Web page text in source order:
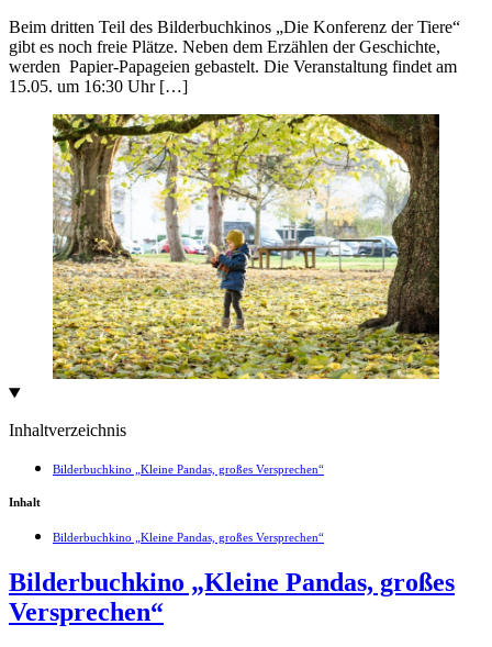
Beim dritten Teil des Bilderbuchkinos „Die Konferenz der Tiere“
gibt es noch freie Plätze. Neben dem Erzählen der Geschichte,
werden Papier-Papageien gebastelt. Die Veranstaltung findet am
15.05. um 16:30 Uhr […]
Inhaltverzeichnis
Bilderbuchkino „Kleine Pandas, großes Versprechen“
Inhalt
Bilderbuchkino „Kleine Pandas, großes Versprechen“
Bilderbuchkino „Kleine Pandas, großes
Versprechen“